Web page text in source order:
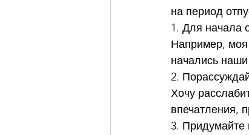
на период
1. Для начала
Например, моя
начались
2.
Хочу
впечатления,
3. Придумайте